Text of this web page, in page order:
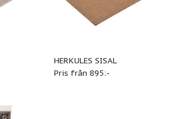
HERKULES SISAL
Pris från 895:-